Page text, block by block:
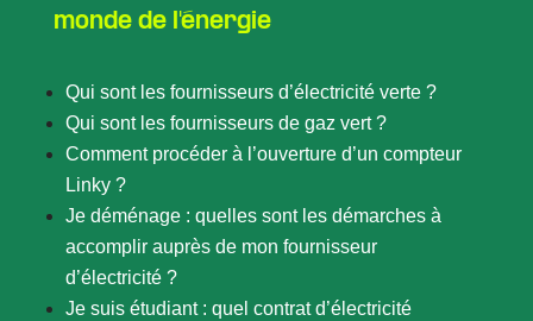
monde de l'énergie
Qui sont les fournisseurs d’électricité verte ?
Qui sont les fournisseurs de gaz vert ?
Comment procéder à l’ouverture d’un compteur
Linky ?
Je déménage : quelles sont les démarches à
accomplir auprès de mon fournisseur
d’électricité ?
Je suis étudiant : quel contrat d’électricité